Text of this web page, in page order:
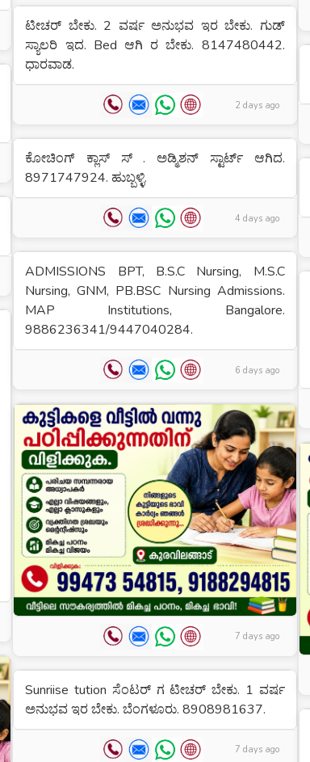
ಟೀಚರ್ ಬೇಕು. 2 ವರ್ಷ ಅನುಭವ ಇರ ಬೇಕು. ಗುಡ್
ಸ್ಯಾಲರಿ ಇದ. Bed ಆಗಿ ರ ಬೇಕು. 8147480442.
ಧಾರವಾಡ.
2 days ago
ಕೋಚಿಂಗ್ ಕ್ಲಾಸ್ ಸ್ . ಅಡ್ಮಿಶನ್ ಸ್ಟಾರ್ಟ್ ಆಗಿದ.
8971747924. ಹುಬ್ಬಳ್ಳಿ.
4 days ago
ADMISSIONS BPT, B.S.C Nursing, M.S.C
Nursing, GNM, PB.BSC Nursing Admissions.
MAP Institutions, Bangalore.
9886236341/9447040284.
6 days ago
7 days ago
Sunriise tution ಸೆಂಟರ್ ಗ ಟೀಚರ್ ಬೇಕು. 1 ವರ್ಷ
ಅನುಭವ ಇರ ಬೇಕು. ಬೆಂಗಳೂರು. 8908981637.
7 days ago